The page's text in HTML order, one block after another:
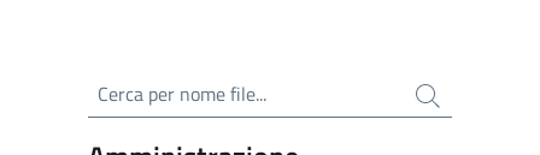
Cerca per nome file